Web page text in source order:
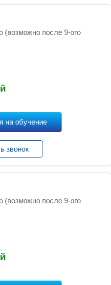
(возможно после 9-ого
на обучение
звонок
(возможно после 9-ого